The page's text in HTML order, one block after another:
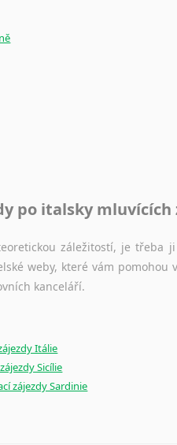
po italsky mluvících
záležitostí, je třeba
weby, které vám
kanceláří.
Itálie
Sicílie
zájezdy Sardinie